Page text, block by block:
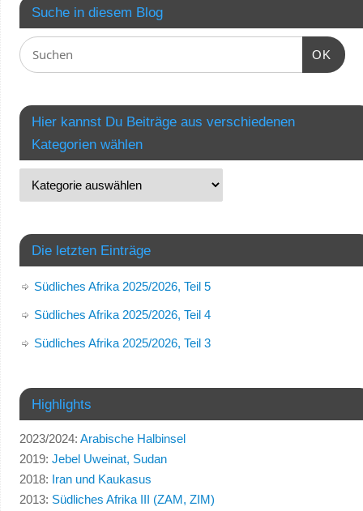
Suche in diesem Blog
OK
Hier kannst Du Beiträge aus verschiedenen
Kategorien wählen
Die letzten Einträge
Südliches Afrika 2025/2026, Teil 5
Südliches Afrika 2025/2026, Teil 4
Südliches Afrika 2025/2026, Teil 3
Highlights
2023/2024: Arabische Halbinsel
2019: Jebel Uweinat, Sudan
2018: Iran und Kaukasus
2013: Südliches Afrika III (ZAM, ZIM)